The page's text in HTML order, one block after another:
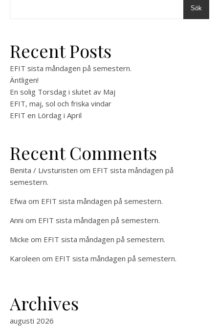
Sök
Recent Posts
EFIT sista måndagen på semestern.
Äntligen!
En solig Torsdag i slutet av Maj
EFIT, maj, sol och friska vindar
EFIT en Lördag i April
Recent Comments
Benita / Livsturisten om EFIT sista måndagen på
semestern.
Efwa om EFIT sista måndagen på semestern.
Anni om EFIT sista måndagen på semestern.
Micke om EFIT sista måndagen på semestern.
Karoleen om EFIT sista måndagen på semestern.
Archives
augusti 2026